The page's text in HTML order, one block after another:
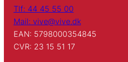
Tlf: 44 45 55 00
Mail: vive@vive.dk
EAN: 5798000354845
CVR: 23 15 51 17